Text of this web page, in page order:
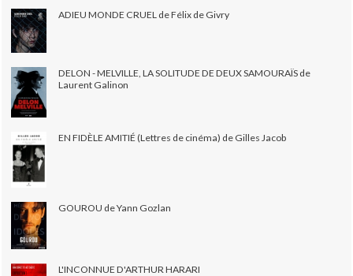
ADIEU MONDE CRUEL de Félix de Givry
DELON - MELVILLE, LA SOLITUDE DE DEUX SAMOURAÏS de
Laurent Galinon
EN FIDÈLE AMITIÉ (Lettres de cinéma) de Gilles Jacob
GOUROU de Yann Gozlan
L'INCONNUE D'ARTHUR HARARI